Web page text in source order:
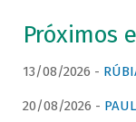
Próximos
13/08/2026 -
20/08/2026 -